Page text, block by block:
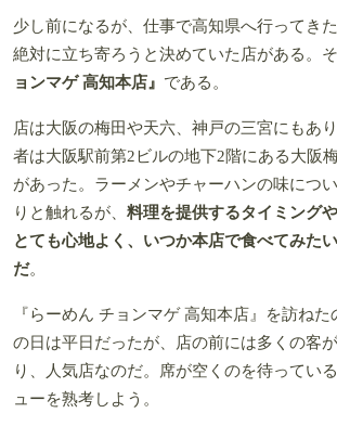
少し前になるが、仕事で高知県へ行ってき
絶対に立ち寄ろうと決めていた店がある。
ョンマゲ 高知本店』 である。
店は大阪の梅田や天六、神戸の三宮にもあ
者は大阪駅前第2ビルの地下2階にある大阪
があった。ラーメンやチャーハンの味につ
りと触れるが、 料理を提供するタイミング
とても心地よく、いつか本店で食べてみた
だ。
『らーめん チョンマゲ 高知本店』を訪ねた
の日は平日だったが、店の前には多くの客
り、人気店なのだ。席が空くのを待ってい
ューを熟考しよう。